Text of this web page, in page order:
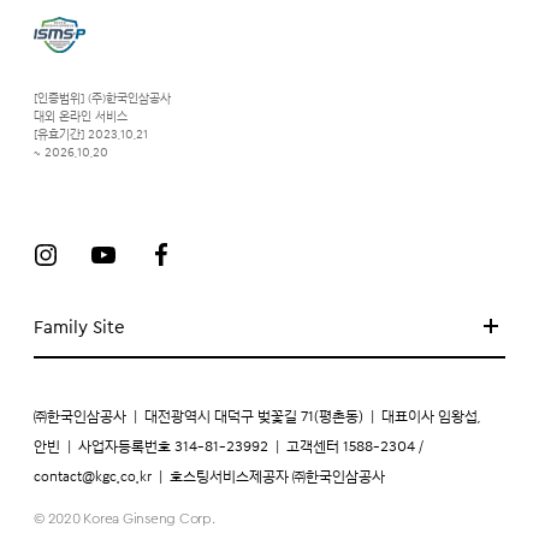
Family Site
[인증범위] (주)한국인삼공사
대외 온라인 서비스
[유효기간] 2023.10.21
~ 2026.10.20
㈜한국인삼공사 대전광역시 대덕구 벚꽃길 71(평촌동) 대표이사 임왕섭,
안빈 사업자등록번호 314-81-23992 고객센터 1588-2304 /
contact@kgc.co.kr 호스팅서비스제공자 ㈜한국인삼공사
© 2020 Korea Ginseng Corp.